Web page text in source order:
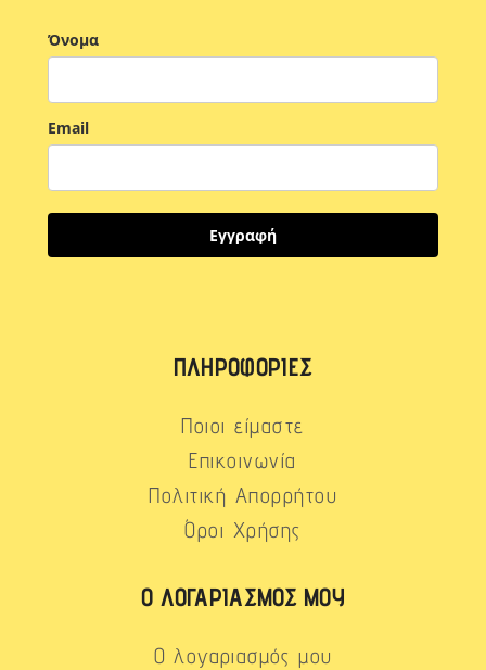
Όνομα
Email
Εγγραφή
ΠΛΗΡΟΦΟΡΊΕΣ
Ποιοι είμαστε
Επικοινωνία
Πολιτική Απορρήτου
Όροι Χρήσης
Ο ΛΟΓΑΡΙΑΣΜΌΣ ΜΟΥ
Ο λογαριασμός μου